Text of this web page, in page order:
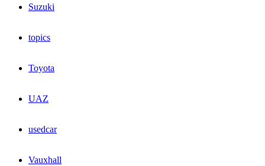
Suzuki
topics
Toyota
UAZ
usedcar
Vauxhall